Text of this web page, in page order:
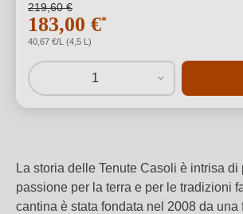
219,60 €
183,00 €*
40,67 €/L (4,5 L)
1
La storia delle Tenute Casoli è intrisa di
passione per la terra e per le tradizioni
cantina è stata fondata nel 2008 da una